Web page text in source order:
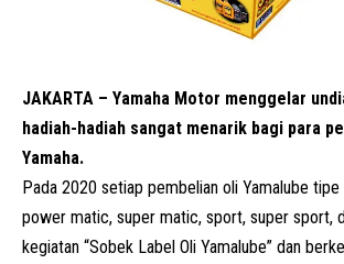
JAKARTA – Yamaha Motor menggelar
hadiah-hadiah sangat menarik bagi para
Yamaha.
Pada 2020 setiap pembelian oli Yamalube
power matic, super matic, sport, super sport,
kegiatan “Sobek Label Oli Yamalube” dan